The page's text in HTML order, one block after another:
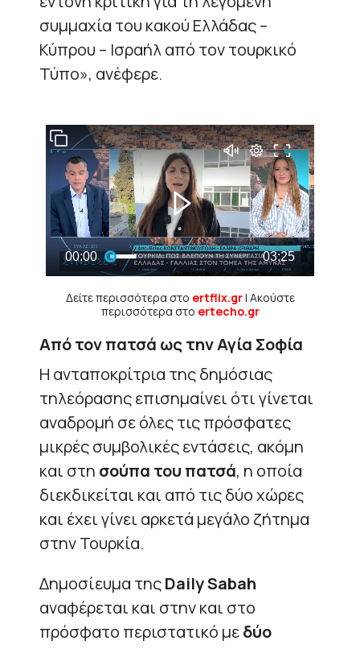
συμμαχία του κακού Ελλάδας –
Κύπρου – Ισραήλ από τον τουρκικό
Τύπο», ανέφερε.
Δείτε περισσότερα στο ertflix.gr| Ακούστε
περισσότερα στο ertecho.gr
Από τον πατσά ως την Αγία Σοφία
Η ανταποκρίτρια της δημόσιας
τηλεόρασης επισημαίνει ότι γίνεται
αναδρομή σε όλες τις πρόσφατες
μικρές συμβολικές εντάσεις, ακόμη
και στη σούπα του πατσά, η οποία
διεκδικείται και από τις δύο χώρες
και έχει γίνει αρκετά μεγάλο ζήτημα
στην Τουρκία.
Δημοσίευμα τηςDaily Sabah
αναφέρεται και στην και στο
πρόσφατο περιστατικό μεδύο